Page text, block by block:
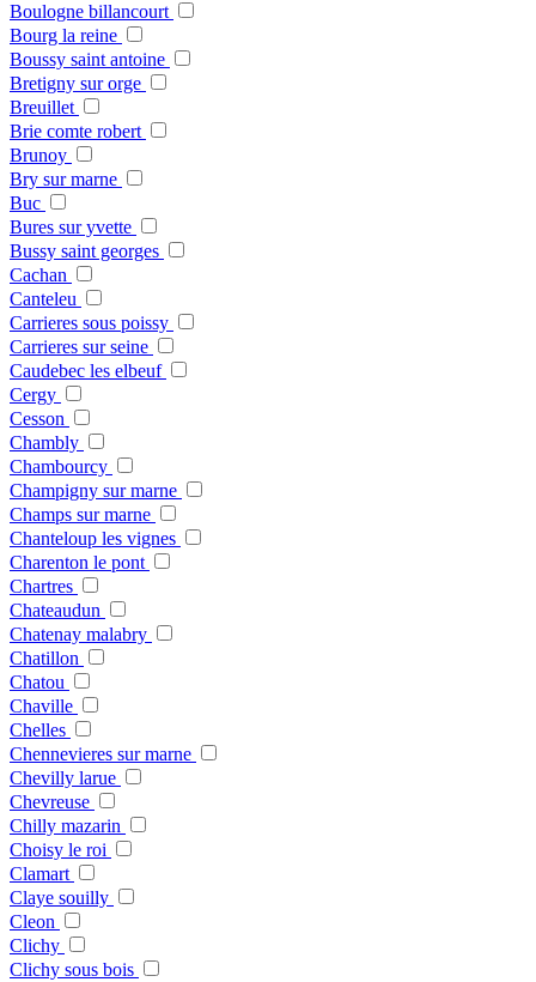
Boulogne billancourt
Bourg la reine
Boussy saint antoine
Bretigny sur orge
Breuillet
Brie comte robert
Brunoy
Bry sur marne
Buc
Bures sur yvette
Bussy saint georges
Cachan
Canteleu
Carrieres sous poissy
Carrieres sur seine
Caudebec les elbeuf
Cergy
Cesson
Chambly
Chambourcy
Champigny sur marne
Champs sur marne
Chanteloup les vignes
Charenton le pont
Chartres
Chateaudun
Chatenay malabry
Chatillon
Chatou
Chaville
Chelles
Chennevieres sur marne
Chevilly larue
Chevreuse
Chilly mazarin
Choisy le roi
Clamart
Claye souilly
Cleon
Clichy
Clichy sous bois